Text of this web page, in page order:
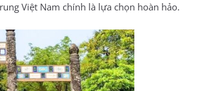
Việt Nam chính là lựa chọn hoàn hảo.